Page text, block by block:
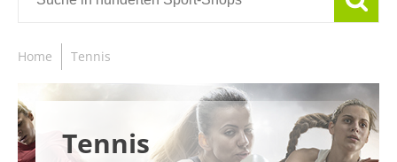
Home Tennis
Tennis